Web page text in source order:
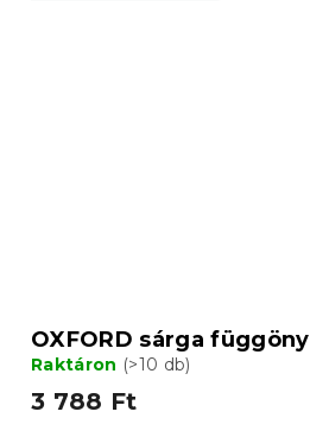
OXFORD sárga
Raktáron (>10 db)
3 788 Ft